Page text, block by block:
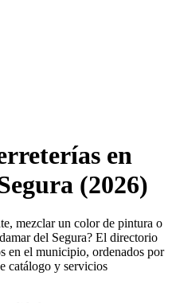
en
(2026)
mezclar un color de pintura o
del Segura? El directorio
en el municipio, ordenados por
catálogo y servicios